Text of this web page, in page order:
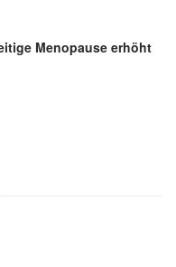
Menopause erhöht